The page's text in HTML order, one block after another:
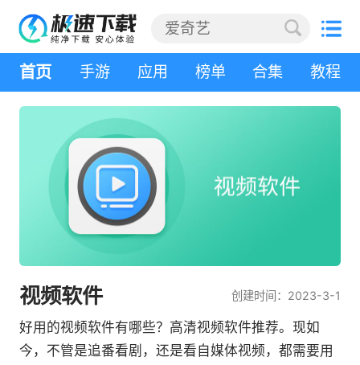
首页 手游 应用 榜单 合集 教程
视频软件 创建时间：2023-3-1
好用的视频软件有哪些？高清视频软件推荐。现如
今，不管是追番看剧，还是看自媒体视频，都需要用